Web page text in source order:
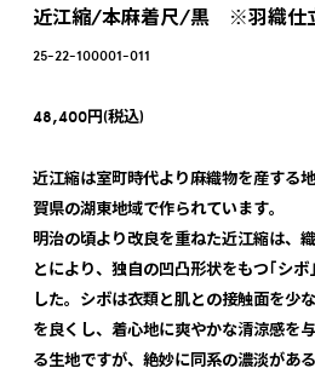
近江縮/本麻着尺/黒 ※羽織仕
25-22-100001-011
48,400円(税込)
近江縮は室町時代より麻織物を産する
賀県の湖東地域で作られています。
明治の頃より改良を重ねた近江縮は、
とにより、独自の凹凸形状をもつ｢シ
した。シボは衣類と肌との接触面を少
を良くし、着心地に爽やかな清涼感を
る生地ですが、絶妙に同系の濃淡があ